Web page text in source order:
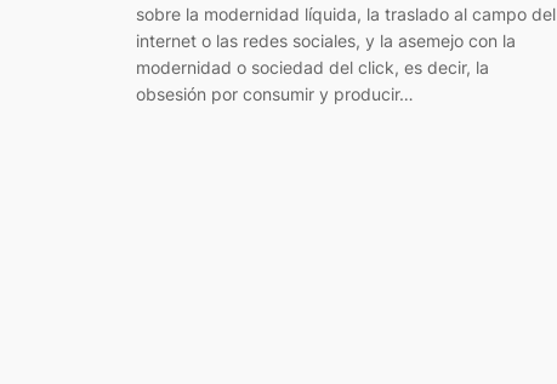
sobre la modernidad líquida, la traslado al campo del
internet o las redes sociales, y la asemejo con la
modernidad o sociedad del click, es decir, la
obsesión por consumir y producir…